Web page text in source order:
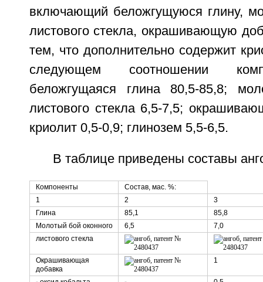
включающий беложгущуюся глину,
листового стекла, окрашивающую
тем, что дополнительно содержит
следующем соотношении
беложгущаяся глина 80,5-85,8;
листового стекла 6,5-7,5;
криолит 0,5-0,9; глинозем 5,5-6,5.
В таблице приведены составы
Компоненты
Состав, мас. %:
1
2
3
Глина
85,1
85,8
Молотый бой оконного
6,5
7,0
листового стекла
Окрашивающая
добавка
1